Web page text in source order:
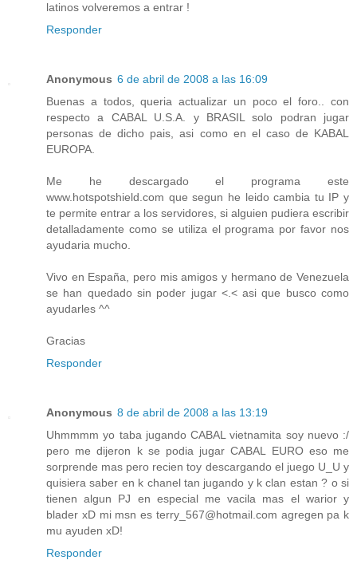
latinos volveremos a entrar !
Responder
Anonymous 6 de abril de 2008 a las 16:09
Buenas a todos, queria actualizar un poco el foro.. con
respecto a CABAL U.S.A. y BRASIL solo podran jugar
personas de dicho pais, asi como en el caso de KABAL
EUROPA.
Me he descargado el programa este
www.hotspotshield.com que segun he leido cambia tu IP y
te permite entrar a los servidores, si alguien pudiera escribir
detalladamente como se utiliza el programa por favor nos
ayudaria mucho.
Vivo en España, pero mis amigos y hermano de Venezuela
se han quedado sin poder jugar <.< asi que busco como
ayudarles ^^
Gracias
Responder
Anonymous 8 de abril de 2008 a las 13:19
Uhmmmm yo taba jugando CABAL vietnamita soy nuevo :/
pero me dijeron k se podia jugar CABAL EURO eso me
sorprende mas pero recien toy descargando el juego U_U y
quisiera saber en k chanel tan jugando y k clan estan ? o si
tienen algun PJ en especial me vacila mas el warior y
blader xD mi msn es terry_567@hotmail.com agregen pa k
mu ayuden xD!
Responder